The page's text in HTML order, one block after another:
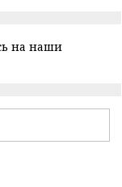
на наши